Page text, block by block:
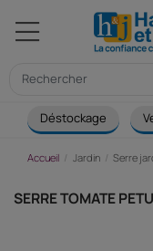
Déstockage
Accueil Jardin Serre
SERRE TOMATE